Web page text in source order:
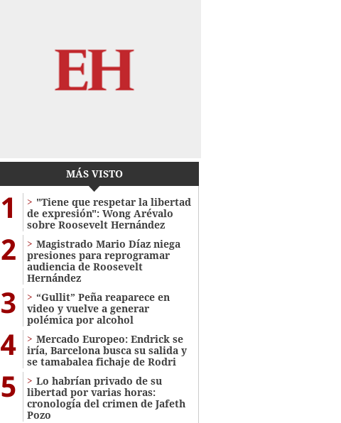
MÁS VISTO
1
"Tiene que respetar la libertad
de expresión": Wong Arévalo
sobre Roosevelt Hernández
2
Magistrado Mario Díaz niega
presiones para reprogramar
audiencia de Roosevelt
Hernández
3
“Gullit” Peña reaparece en
video y vuelve a generar
polémica por alcohol
4
Mercado Europeo: Endrick se
iría, Barcelona busca su salida y
se tamabalea fichaje de Rodri
5
Lo habrían privado de su
libertad por varias horas:
cronología del crimen de Jafeth
Pozo